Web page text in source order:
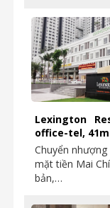
Lexington
office-tel,
Chuyển
mặt tiền Mai
bản,…